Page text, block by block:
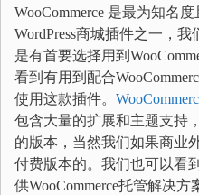
WooCommerce 是最为知名
WordPress商城插件之一，
是有首要选择用到
看到有用到配合
使用这款插件。
包含大量的扩展和主题支持
的版本，当然我们如果商业
付费版本的。我们也可以看
供WooCommerce托管解决方